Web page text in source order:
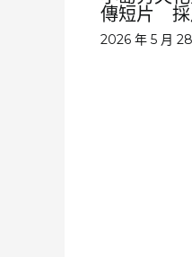
傳短片 採
2026 年 5 月